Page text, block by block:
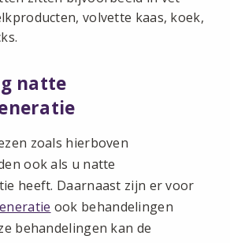
volvette kaas, koek,
natte
zoals hierboven
ook als u natte
heeft. Daarnaast zijn er voor
ook behandelingen
behandelingen kan de